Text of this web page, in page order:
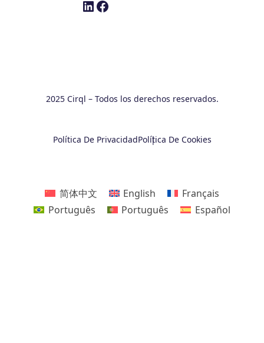
LinkedIn
Facebook
2025 Cirql – Todos los derechos reservados.
Política De PrivacidadPolítica De Cookies
简体中文 English
Français
Português
Português Español